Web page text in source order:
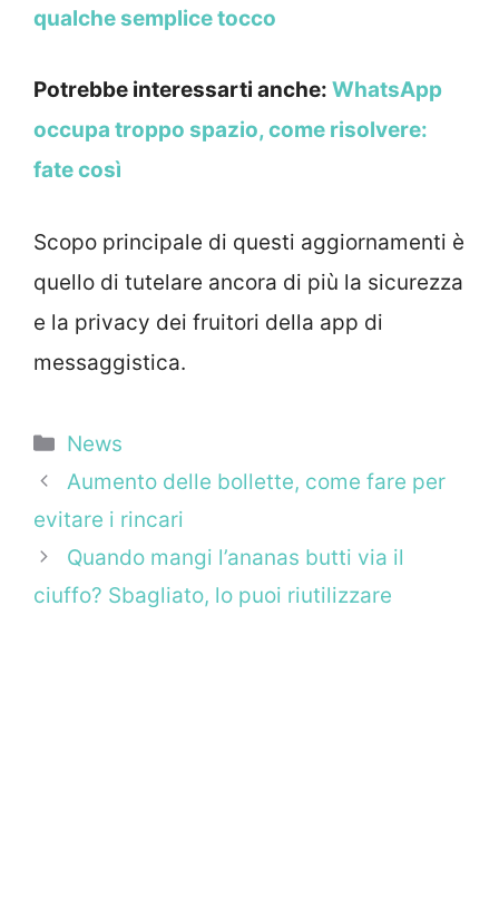
qualche semplice tocco
Potrebbe interessarti anche: WhatsApp
occupa troppo spazio, come risolvere:
fate così
Scopo principale di questi aggiornamenti è
quello di tutelare ancora di più la sicurezza
e la privacy dei fruitori della app di
messaggistica.
Categorie
News
Aumento delle bollette, come fare per
evitare i rincari
Quando mangi l’ananas butti via il
ciuffo? Sbagliato, lo puoi riutilizzare